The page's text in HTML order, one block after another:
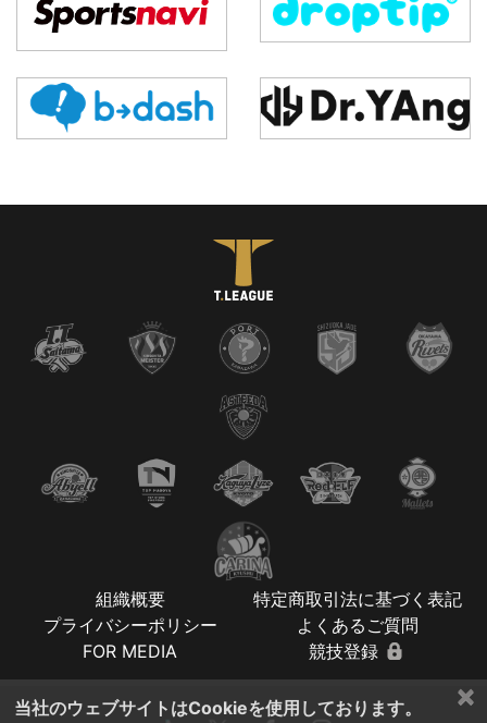
組織概要
特定商取引法に基づく表記
プライバシーポリシー
よくあるご質問
FOR MEDIA
競技登録
×
当社のウェブサイトはCookieを使用しております。